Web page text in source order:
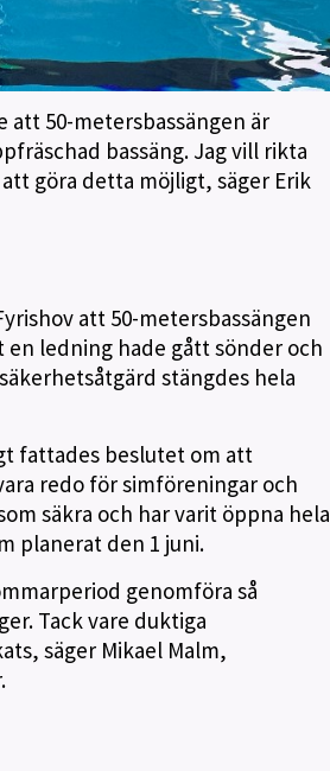
50-metersbassängen är
bassäng. Jag vill rikta
göra detta möjligt, säger Erik
att 50-metersbassängen
ledning hade gått sönder och
stängdes hela
fattades beslutet om att
redo för simföreningar och
säkra och har varit öppna hela
planerat den 1 juni.
genomföra så
Tack vare duktiga
säger Mikael Malm,